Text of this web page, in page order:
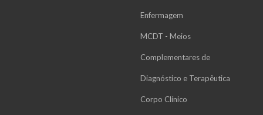
Enfermagem
MCDT - Meios
Complementares de
Diagnóstico e Terapêutica
Corpo Clínico